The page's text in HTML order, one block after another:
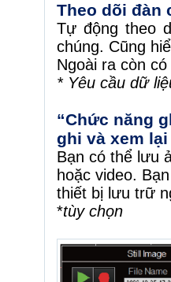
Theo dõi đàn
Tự động theo
chúng. Cũng
Ngoài ra còn
* Yêu cầu dữ
“Chức năng
ghi và xem lại
Bạn có thể lưu
hoặc video.
thiết bị lưu trữ
*tùy chọn